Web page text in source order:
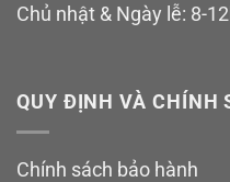
Chủ nhật & Ngày lễ: 8-
QUY ĐỊNH VÀ CHÍNH
Chính sách bảo hành